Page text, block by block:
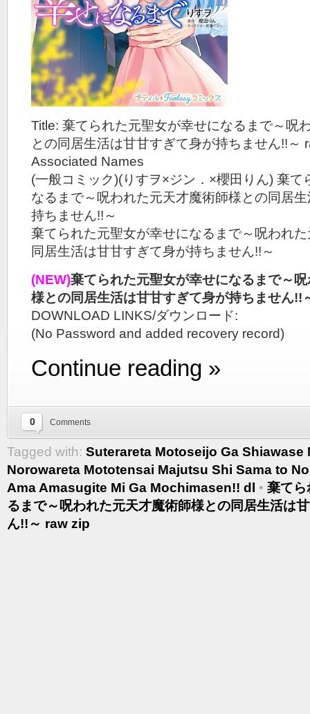
Title: 棄てられた元聖女が幸せになるまで～呪
との同居生活は甘甘すぎて身が持ちません!!～
Associated Names
(一般コミック)(りすヲ×ジン．×櫻田りん) 棄て
なるまで～呪われた元天才魔術師様との同居
持ちません!!～
棄てられた元聖女が幸せになるまで～呪われ
同居生活は甘甘すぎて身が持ちません!!～
(NEW)棄てられた元聖女が幸せになるまで～
様との同居生活は甘甘すぎて身が持ちません!!
DOWNLOAD LINKS/ダウンロード:
(No Password and added recovery record)
Continue reading »
0 Comments
Tagged with: Suterareta Motoseijo Ga Shiawase
Norowareta Mototensai Majutsu Shi Sama to
Ama Amasugite Mi Ga Mochimasen!! dl
• 棄てら
るまで～呪われた元天才魔術師様との同居生活は
ん!!～ raw zip